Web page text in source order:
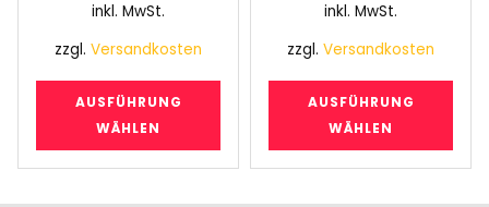
inkl. MwSt.
zzgl. Versandkosten
AUSFÜHRUNG
WÄHLEN
inkl. MwSt.
zzgl. Versandkosten
AUSFÜHRUNG
WÄHLEN